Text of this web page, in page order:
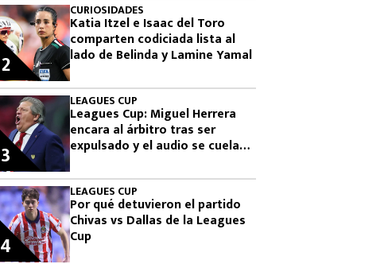
CURIOSIDADES
Katia Itzel e Isaac del Toro
comparten codiciada lista al
lado de Belinda y Lamine Yamal
2
LEAGUES CUP
Leagues Cup: Miguel Herrera
encara al árbitro tras ser
expulsado y el audio se cuela
3
LEAGUES CUP
Por qué detuvieron el partido
Chivas vs Dallas de la Leagues
Cup
4